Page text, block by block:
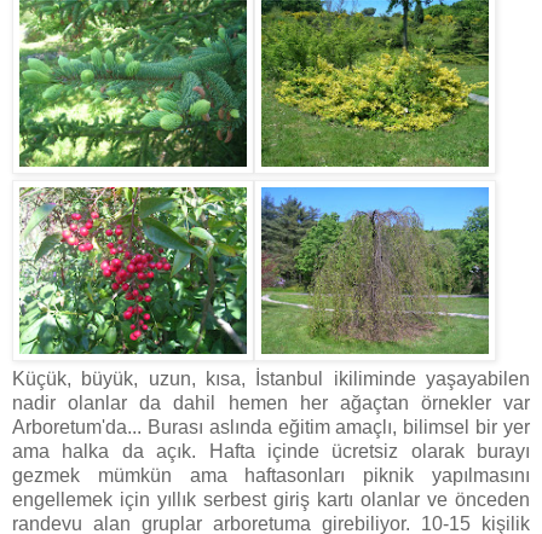
Küçük, büyük, uzun, kısa, İstanbul ikiliminde yaşayabilen
nadir olanlar da dahil hemen her ağaçtan örnekler var
Arboretum'da... Burası aslında eğitim amaçlı, bilimsel bir yer
ama halka da açık. Hafta içinde ücretsiz olarak burayı
gezmek mümkün ama haftasonları piknik yapılmasını
engellemek için yıllık serbest giriş kartı olanlar ve önceden
randevu alan gruplar arboretuma girebiliyor. 10-15 kişilik